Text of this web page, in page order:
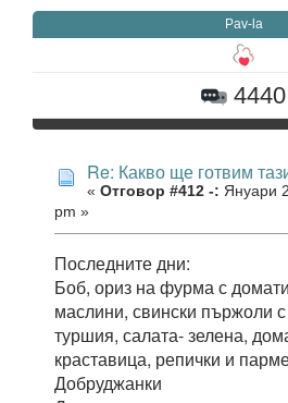
Pav-la
4440
Re: Какво ще готвим
« Отговор #412 -: Януари
pm »
Последните дни:
Боб, ориз на фурма с
маслини, свински пържоли
туршия, салата- зелена,
краставица, репички и
Добруджанки